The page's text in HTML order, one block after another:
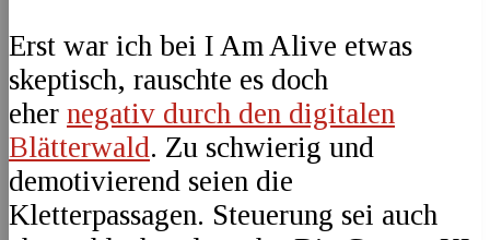
Erst war ich bei I Am Alive etwas
skeptisch, rauschte es doch
eher negativ durch den digitalen
Blätterwald. Zu schwierig und
demotivierend seien die
Kletterpassagen. Steuerung sei auch